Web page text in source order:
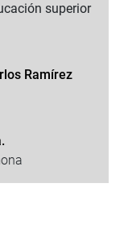
superior
Ramírez